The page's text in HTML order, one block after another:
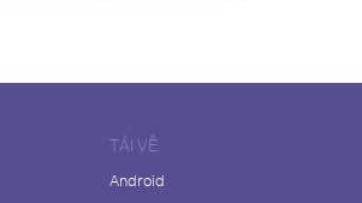
TẢI VỀ
Android